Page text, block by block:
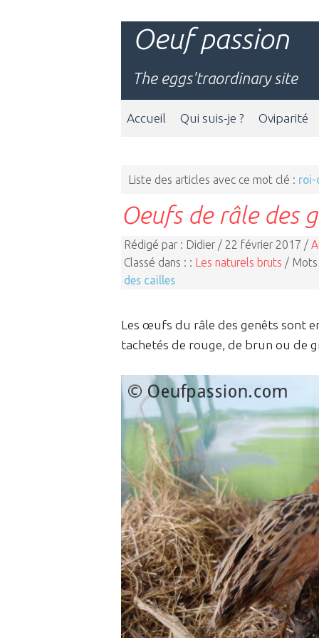
Oeuf passion
The eggs'traordinary site
Accueil Qui suis-je ? Oviparité
Liste des articles avec ce mot clé : roi-
Oeufs de râle des
Rédigé par : Didier / 22 février 2017 /
Classé dans : : Les naturels bruts /
des cailles
Les œufs du râle des genêts sont
tachetés de rouge, de brun ou de